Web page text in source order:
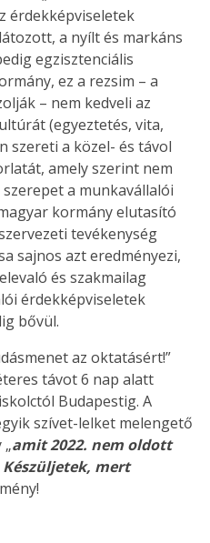
érdekképviseletek
a nyílt és markáns
egzisztenciális
ez a rezsim – a
– nem kedveli az
(egyeztetés, vita,
szereti a közel- és távol
amely szerint nem
a munkavállalói
kormány elutasító
tevékenység
sajnos azt eredményezi,
és szakmailag
érdekképviseletek
bővül.
az oktatásért!”
távot 6 nap alatt
Budapestig. A
szívet-lelket melengető
amit 2022. nem oldott
mert